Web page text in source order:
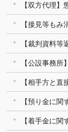
【双方代理】
【接見等もみ
【裁判資料等
【公設事務所
【相手方と直
【預り金に関
【着手金に関